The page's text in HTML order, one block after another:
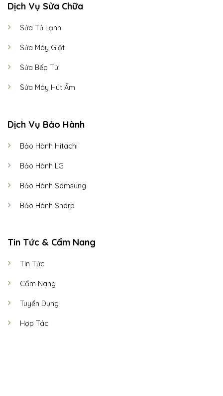
Dịch Vụ Sửa Chữa
Sửa Tủ Lạnh
Sửa Máy Giặt
Sửa Bếp Từ
Sửa Máy Hút Ẩm
Dịch Vụ Bảo Hành
Bảo Hành Hitachi
Bảo Hành LG
Bảo Hành Samsung
Bảo Hành Sharp
Tin Tức & Cẩm Nang
Tin Tức
Cẩm Nang
Tuyển Dụng
Hợp Tác